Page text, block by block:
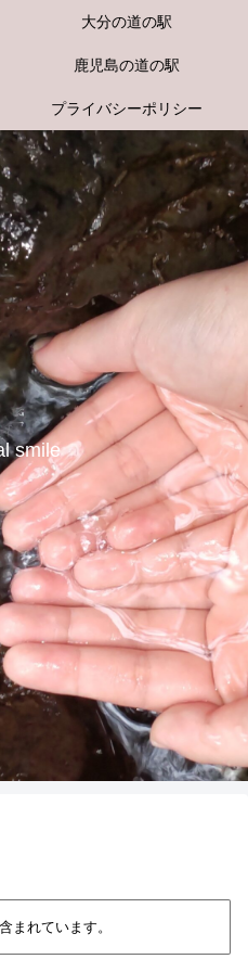
smile
大分の道の駅
鹿児島の道の駅
プライバシーポリシー
まれています。